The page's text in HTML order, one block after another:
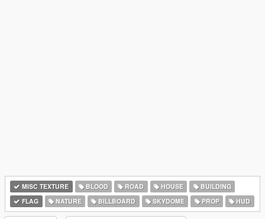
MISC TEXTURE BLOOD ROAD HOUSE
BUILDING
FLAG
NATURE BILLBOARD SKYDOME PROP HUD